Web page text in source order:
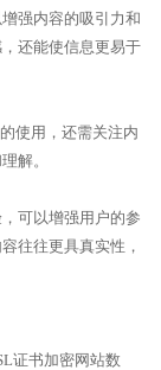
强内容的吸引力和
还能使信息更易于
使用，还需关注内
解。
可以增强用户的参
往往更具真实性，
证书加密网站数